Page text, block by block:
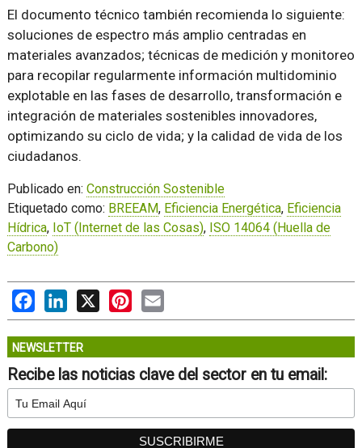
El documento técnico también recomienda lo siguiente:
soluciones de espectro más amplio centradas en
materiales avanzados; técnicas de medición y monitoreo
para recopilar regularmente información multidominio
explotable en las fases de desarrollo, transformación e
integración de materiales sostenibles innovadores,
optimizando su ciclo de vida; y la calidad de vida de los
ciudadanos.
Publicado en: Construcción Sostenible
Etiquetado como: BREEAM, Eficiencia Energética, Eficiencia
Hídrica, IoT (Internet de las Cosas), ISO 14064 (Huella de
Carbono)
FacebookLinkedIn Pinterest
NEWSLETTER
Recibe las noticias clave del sector en tu email: